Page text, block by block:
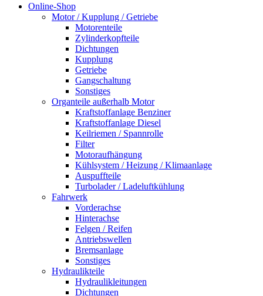
Online-Shop
Motor / Kupplung / Getriebe
Motorenteile
Zylinderkopfteile
Dichtungen
Kupplung
Getriebe
Gangschaltung
Sonstiges
Organteile außerhalb Motor
Kraftstoffanlage Benziner
Kraftstoffanlage Diesel
Keilriemen / Spannrolle
Filter
Motoraufhängung
Kühlsystem / Heizung / Klimaanlage
Auspuffteile
Turbolader / Ladeluftkühlung
Fahrwerk
Vorderachse
Hinterachse
Felgen / Reifen
Antriebswellen
Bremsanlage
Sonstiges
Hydraulikteile
Hydraulikleitungen
Dichtungen